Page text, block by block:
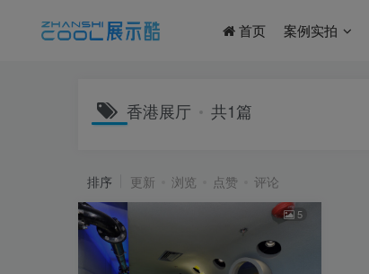
首页 案例实拍
香港展厅 共1篇
排序 更新 浏览 点赞 评论
5